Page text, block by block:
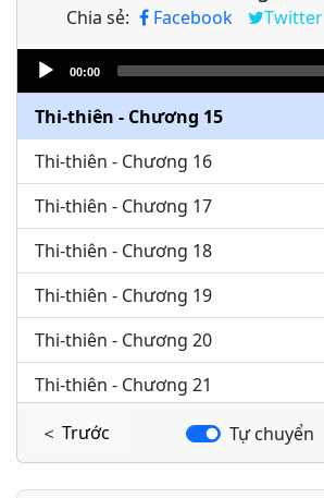
Chia sẻ: Facebook Twitter
Audio
Player
00:00
Thi-thiên - Chương 13
Thi-thiên - Chương 14
Thi-thiên - Chương 15
Thi-thiên - Chương 16
Thi-thiên - Chương 17
Thi-thiên - Chương 18
Thi-thiên - Chương 19
Thi-thiên - Chương 20
Thi-thiên - Chương 21
Thi-thiên - Chương 22
＜ Trước Tự chuyển